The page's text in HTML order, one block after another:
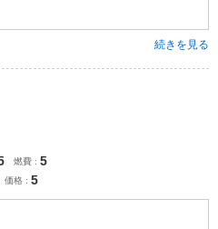
続きを見る
燃費 5
価格 5